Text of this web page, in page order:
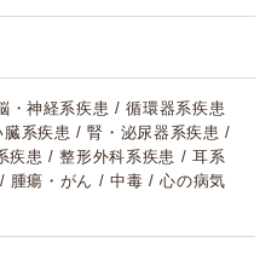
神経系疾患 / 循環器系疾患
系疾患 / 腎・泌尿器系疾患 /
疾患 / 整形外科系疾患 / 耳系
腫瘍・がん / 中毒 / 心の病気